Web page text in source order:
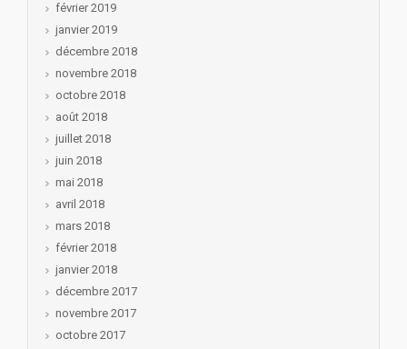
février 2019
janvier 2019
décembre 2018
novembre 2018
octobre 2018
août 2018
juillet 2018
juin 2018
mai 2018
avril 2018
mars 2018
février 2018
janvier 2018
décembre 2017
novembre 2017
octobre 2017